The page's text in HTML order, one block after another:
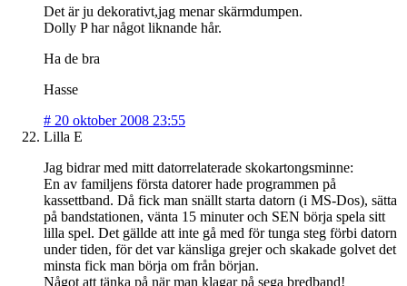
Det är ju dekorativt,jag menar skärmdumpen.
Dolly P har något liknande hår.
Ha de bra
Hasse
# 20 oktober 2008 23:55
Lilla E
Jag bidrar med mitt datorrelaterade skokartongsminne:
En av familjens första datorer hade programmen på
kassettband. Då fick man snällt starta datorn (i MS-Dos), sätta
på bandstationen, vänta 15 minuter och SEN börja spela sitt
lilla spel. Det gällde att inte gå med för tunga steg förbi datorn
under tiden, för det var känsliga grejer och skakade golvet det
minsta fick man börja om från början.
Något att tänka på när man klagar på sega bredband!